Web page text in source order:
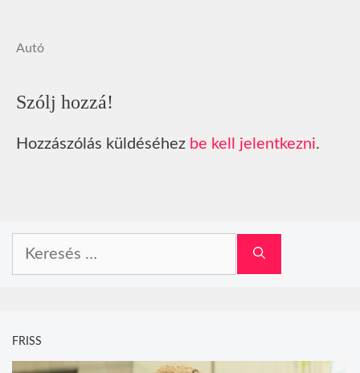
Autó
Szólj hozzá!
Hozzászólás küldéséhez be kell jelentkezni.
FRISS